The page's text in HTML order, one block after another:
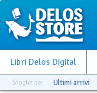
Libri Delos Digital
Sfoglia per Ultimi arrivi